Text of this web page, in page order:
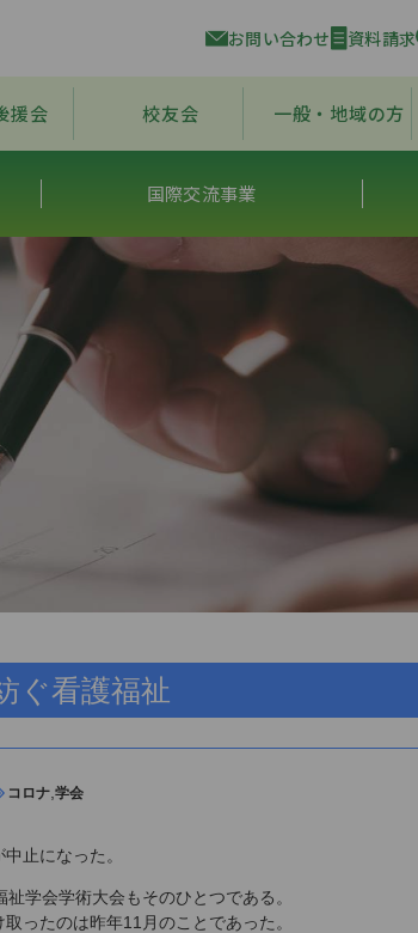
お問い合わせ 資料請求
援会 校友会 一般・地域の方
国際交流事業
ぐ看護福祉
コロナ,学会
止になった。
学会学術大会もそのひとつである。
ったのは昨年11月のことであった。